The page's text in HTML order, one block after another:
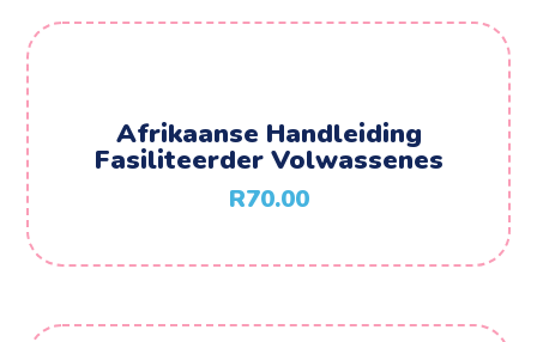
Afrikaanse Handleiding
Fasiliteerder Volwassenes
R70.00